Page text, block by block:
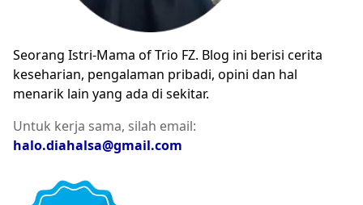
Seorang Istri-Mama of Trio FZ. Blog ini berisi cerita
keseharian, pengalaman pribadi, opini dan hal
menarik lain yang ada di sekitar.
Untuk kerja sama, silah email:
halo.diahalsa@gmail.com